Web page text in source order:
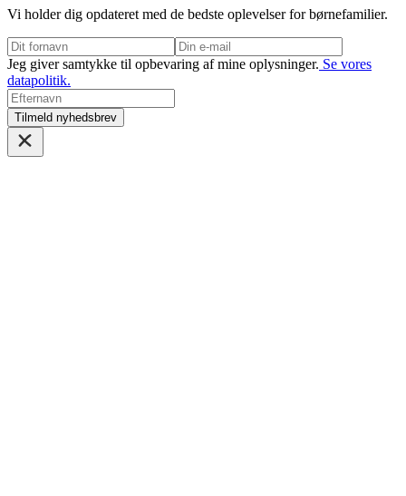
Vi holder dig opdateret med de bedste oplevelser for børnefamilier.
Jeg giver samtykke til opbevaring af mine oplysninger. Se vores
datapolitik.
Tilmeld nyhedsbrev